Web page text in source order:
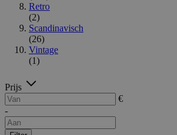
Retro
(2)
Scandinavisch
(26)
Vintage
(1)
Prijs
€
-